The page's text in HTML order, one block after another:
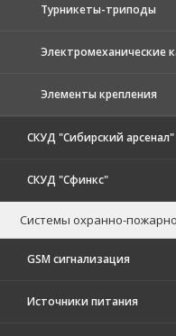
Турникеты-триподы
Электромеханические
Элементы крепления
СКУД "Сибирский арсенал"
СКУД "Сфинкс"
Системы охранно-
GSM сигнализация
Источники питания